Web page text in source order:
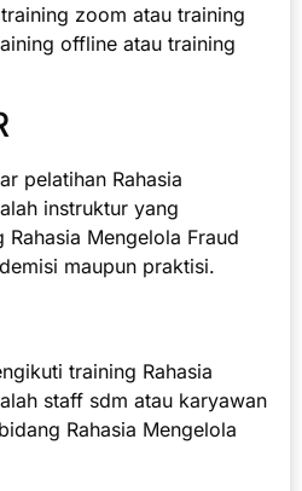
zoom atau training
offline atau training
pelatihan Rahasia
instruktur yang
Mengelola Fraud
maupun praktisi.
training Rahasia
staff sdm atau karyawan
Rahasia Mengelola